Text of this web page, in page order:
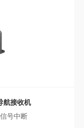
航接收机
号中断